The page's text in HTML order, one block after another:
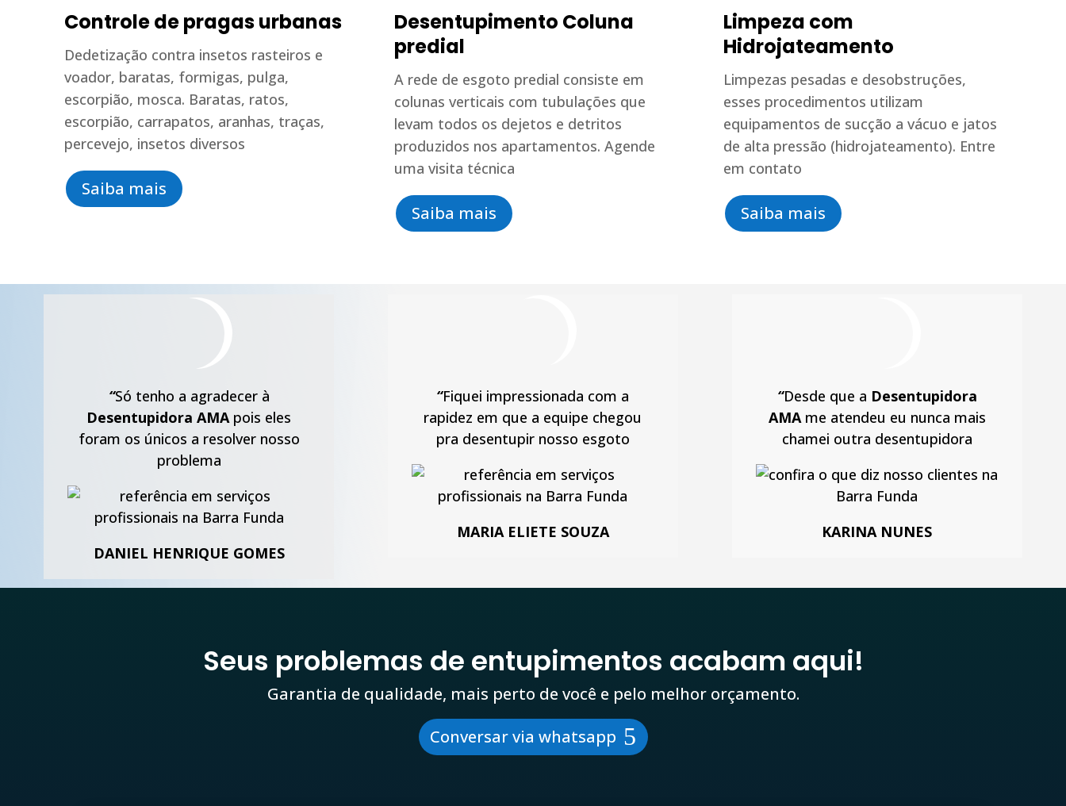
Controle de pragas urbanas
Dedetização contra insetos rasteiros e
voador, baratas, formigas, pulga,
escorpião, mosca. Baratas, ratos,
escorpião, carrapatos, aranhas, traças,
percevejo, insetos diversos
Saiba mais
Desentupimento Coluna
predial
A rede de esgoto predial consiste em
colunas verticais com tubulações que
levam todos os dejetos e detritos
produzidos nos apartamentos. Agende
uma visita técnica
Saiba mais
Limpeza com
Hidrojateamento
Limpezas pesadas e desobstruções,
esses procedimentos utilizam
equipamentos de sucção a vácuo e jatos
de alta pressão (hidrojateamento). Entre
em contato
Saiba mais
“Só tenho a agradecer à
Desentupidora AMApois eles
foram os únicos a resolver nosso
problema
DANIEL HENRIQUE GOMES
“Fiquei impressionada com a
rapidez em que a equipe chegou
pra desentupir nosso esgoto
MARIA ELIETE SOUZA
“Desde que a Desentupidora
AMAme atendeu eu nunca mais
chamei outra desentupidora
KARINA NUNES
Seus problemas de entupimentos acabam aqui!
Garantia de qualidade, mais perto de você e pelo melhor orçamento.
Conversar via whatsapp